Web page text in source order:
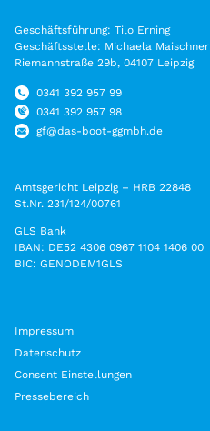
Geschäftsführung: Tilo Erning
Geschäftsstelle: Michaela Maischner
Riemannstraße 29b, 04107 Leipzig
0341 392 957 99
0341 392 957 98
gf@das-boot-ggmbh.de
Amtsgericht Leipzig – HRB 22848
St.Nr. 231/124/00761
GLS Bank
IBAN: DE52 4306 0967 1104 1406 00
BIC: GENODEM1GLS
Impressum
Datenschutz
Consent Einstellungen
Pressebereich